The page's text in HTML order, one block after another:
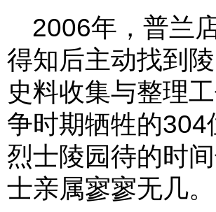
2006年，普兰
得知后主动找到
史料收集与整理
争时期牺牲的
烈士陵园待的时
士亲属寥寥无几。